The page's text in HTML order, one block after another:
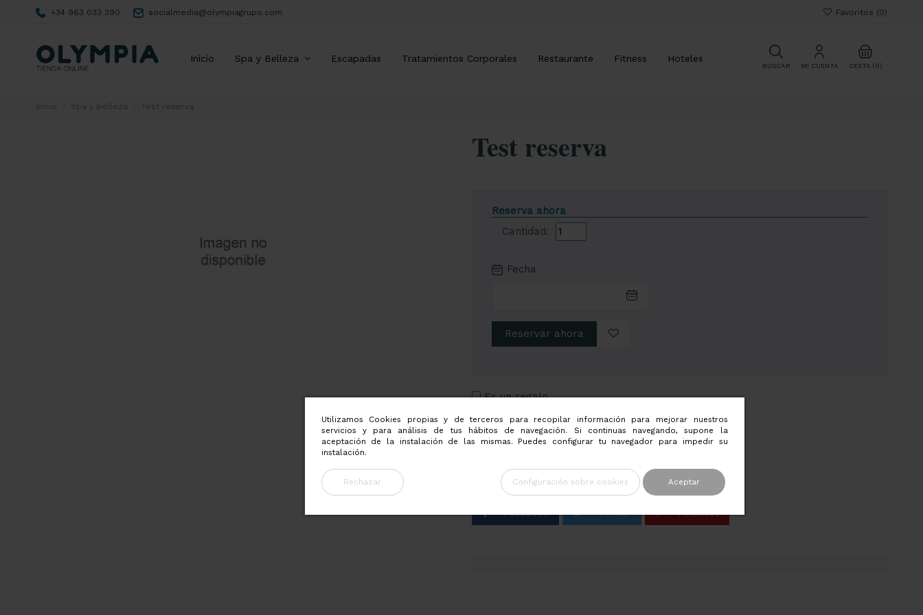
Utilizamos Cookies propias y de terceros para recopilar información para mejorar nuestros
servicios y para análisis de tus hábitos de navegación. Si continuas navegando, supone la
aceptación de la instalación de las mismas. Puedes configurar tu navegador para impedir su
instalación.
Aceptar
Rechazar Configuración sobre cookies
+34 963 033 390 socialmedia@olympiagrupo.com Favoritos (0)
Inicio Spa y Belleza Escapadas Tratamientos Corporales Restaurante Fitness Hoteles
BUSCAR MI CUENTA CESTA (0)
Inicio Spa y Belleza Test reserva
Test reserva
Reserva ahora
Cantidad:
Fecha
Reservar ahora
Es un regalo
En stock
Precio
50,00 €